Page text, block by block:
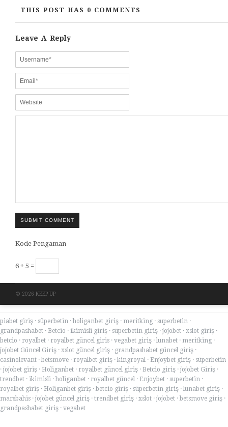
THIS POST HAS 0 COMMENTS
Leave A Reply
SUBMIT COMMENT
Kode Pengaman
6 + 5 =
© 2026 KEEP UP
piabet giriş · süperbetin · holiganbet giriş · meritking · superbetin ·
grandpashabet · Betcio · ikimisli giriş · süperbetin giriş · jojobet · xslot giriş ·
betcio · royalbet · royalbet güncel giris · vegabet giriş ·lunabet · meritking ·
jojobet Güncel Giriş · xslot güncel giriş · grandpashabet güncel giriş ·
casinolevant · betsmove · royalbet giriş · kingroyal · Enjoybet giriş · süperbetin
· jojobet giriş · Holiganbet · royalbet güncel giriş · Betcio giriş · jojobet Giriş ·
trendbet · ikimisli · holiganbet · royalbet güncel · Enjoybet · superbetin ·
royalbet giriş · Holiganbet giriş · betcio giriş · süperbetin giriş ·lunabet giriş ·
marsbahis · jojobet güncel giriş · trendbet giriş · xslot · jojobet · betsmove giriş ·
grandpashabet giriş · vegabet